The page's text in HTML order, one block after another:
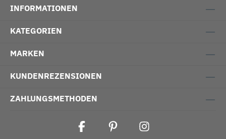
INFORMATIONEN
KATEGORIEN
MARKEN
KUNDENREZENSIONEN
ZAHLUNGSMETHODEN